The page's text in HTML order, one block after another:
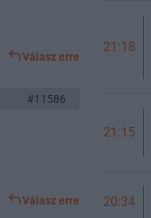
Válasz erre
#11586
Válasz erre
21:18
21:15
20:34